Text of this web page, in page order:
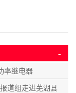
-
率继电器
道组走进芜湖县